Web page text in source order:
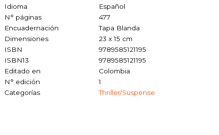
Idioma
Español
N° páginas
477
Encuadernación
Tapa Blanda
Dimensiones
23 x 15 cm
ISBN
9789585121195
ISBN13
9789585121195
Editado en
Colombia
N° edición
1
Categorías
Thriller/suspense